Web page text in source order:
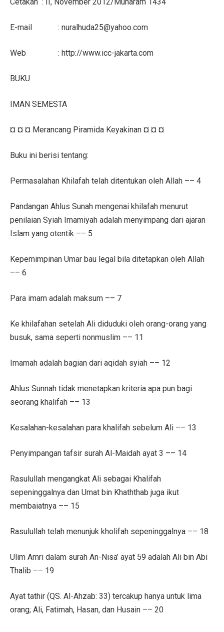
E-mail : nuralhuda25@yahoo.com
Web : http://www.icc-jakarta.com
BUKU
IMAN SEMESTA
¤ ¤ ¤ Merancang Piramida Keyakinan ¤ ¤ ¤
Buku ini berisi tentang:
Permasalahan Khilafah telah ditentukan oleh Allah –– 4
Pandangan Ahlus Sunah mengenai khilafah menurut
penilaian Syiah Imamiyah adalah menyimpang dari ajaran
Islam yang otentik –– 5
Kepemimpinan Umar bau legal bila ditetapkan oleh Allah
–– 6
Para imam adalah maksum –– 7
Ke khilafahan setelah Ali diduduki oleh orang-orang yang
busuk, sama seperti nonmuslim –– 11
Imamah adalah bagian dari aqidah syiah –– 12
Ahlus Sunnah tidak menetapkan kriteria apa pun bagi
seorang khalifah –– 13
Kesalahan-kesalahan para khalifah sebelum Ali –– 13
Penyimpangan tafsir surah Al-Maidah ayat 3 –– 14
Rasulullah mengangkat Ali sebagai Khalifah
sepeninggalnya dan Umat bin Khaththab juga ikut
membaiatnya –– 15
Rasulullah telah menunjuk kholifah sepeninggalnya –– 18
Ulim Amri dalam surah An-Nisa’ ayat 59 adalah Ali bin Abi
Thalib –– 19
Ayat tathir (QS. Al-Ahzab: 33) tercakup hanya untuk lima
orang; Ali, Fatimah, Hasan, dan Husain –– 20